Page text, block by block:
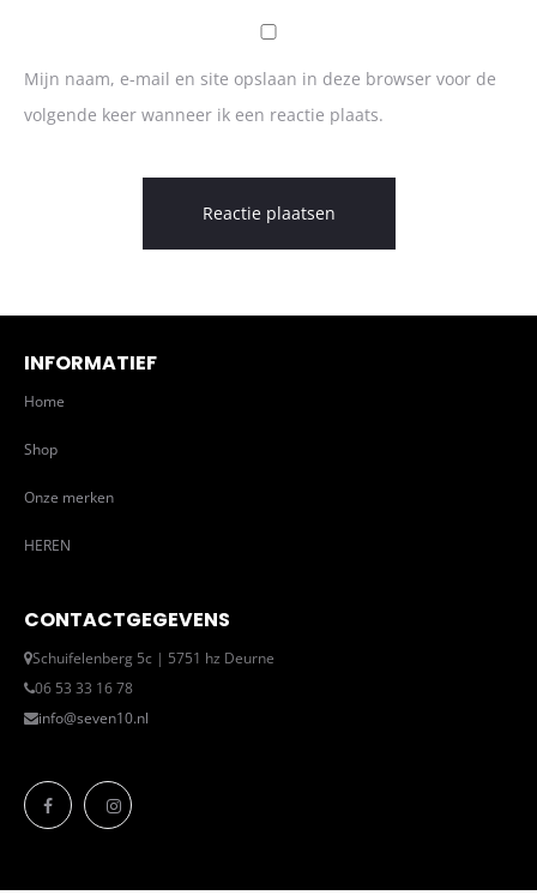
Mijn naam, e-mail en site opslaan in deze browser voor de
volgende keer wanneer ik een reactie plaats.
INFORMATIEF
Home
Shop
Onze merken
HEREN
CONTACTGEGEVENS
Schuifelenberg 5c | 5751 hz Deurne
06 53 33 16 78
info@seven10.nl